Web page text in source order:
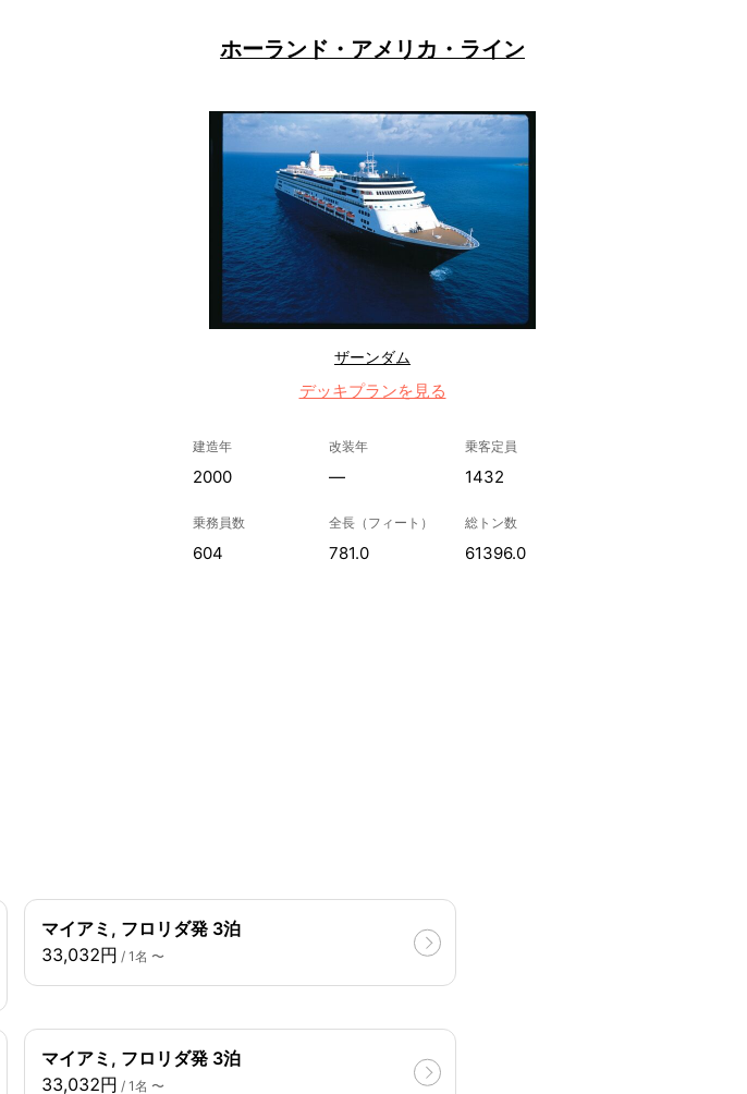
ホーランド・アメリカ・ライン
ザーンダム
デッキプランを見る
建造年
2000
改装年
—
乗客定員
1432
乗務員数
604
全長（フィート）
781.0
総トン数
61396.0
マイアミ, フロリダ発 3泊
33,032円 / 1名 〜
マイアミ, フロリダ発 3泊
33,032円 / 1名 〜